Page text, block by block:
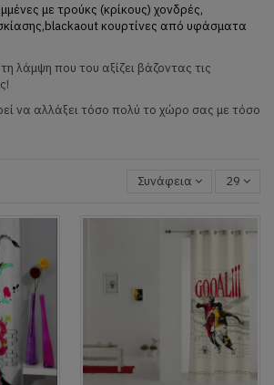
με τρούκς (κρίκους) χονδρές,
κουρτίνες από υφάσματα
λάμψη που του αξίζει βάζοντας τις
να αλλάξει τόσο πολύ το χώρο σας με τόσο
Συνάφεια 29